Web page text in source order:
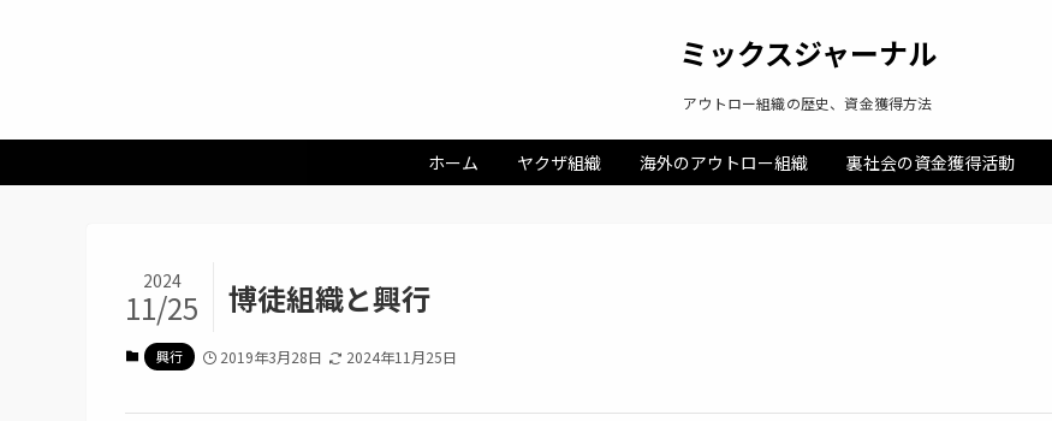
ミックスジャーナル
アウトロー組織の歴史、資金獲得方法
ホーム ヤクザ組織 海外のアウトロー組織 裏社会の資金獲得活動
博徒組織と興行
2024
11/25
興行 2019年3月28日 2024年11月25日